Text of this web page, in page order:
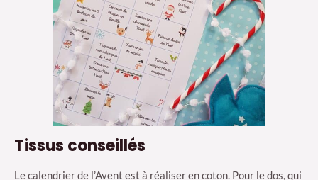
Tissus conseillés
Le calendrier de l’Avent est à réaliser en coton. Pour le dos, qui